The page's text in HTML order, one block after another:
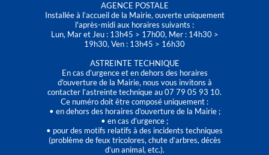
AGENCE POSTALE
Installée à l’accueil de la Mairie, ouverte uniquement
l'après-midi aux horaires suivants :
Lun, Mar et Jeu : 13h45 > 17h00, Mer : 14h30 >
19h30, Ven : 13h45 > 16h30
ASTREINTE TECHNIQUE
En cas d’urgence et en dehors des horaires
d'ouverture de la Mairie, nous vous invitons à
contacter l’astreinte technique au 07 79 05 93 10.
Ce numéro doit être composé uniquement :
• en dehors des horaires d’ouverture de la Mairie ;
• en cas d’urgence ;
• pour des motifs relatifs à des incidents techniques
(problème de feux tricolores, chute d’arbres, décès
d’un animal, etc.).